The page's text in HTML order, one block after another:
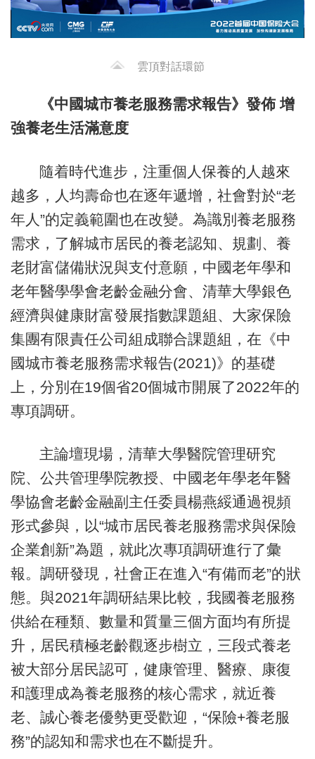
雲頂對話環節
《中國城市養老服務需求報告》發佈 增
強養老生活滿意度
隨着時代進步，注重個人保養的人越來
越多，人均壽命也在逐年遞增，社會對於“老
年人”的定義範圍也在改變。為識別養老服務
需求，了解城市居民的養老認知、規劃、養
老財富儲備狀況與支付意願，中國老年學和
老年醫學學會老齡金融分會、清華大學銀色
經濟與健康財富發展指數課題組、大家保險
集團有限責任公司組成聯合課題組，在《中
國城市養老服務需求報告(2021)》的基礎
上，分別在19個省20個城市開展了2022年的
專項調研。
主論壇現場，清華大學醫院管理研究
院、公共管理學院教授、中國老年學老年醫
學協會老齡金融副主任委員楊燕綏通過視頻
形式參與，以“城市居民養老服務需求與保險
企業創新”為題，就此次專項調研進行了彙
報。調研發現，社會正在進入“有備而老”的狀
態。與2021年調研結果比較，我國養老服務
供給在種類、數量和質量三個方面均有所提
升，居民積極老齡觀逐步樹立，三段式養老
被大部分居民認可，健康管理、醫療、康復
和護理成為養老服務的核心需求，就近養
老、誠心養老優勢更受歡迎，“保險+養老服
務”的認知和需求也在不斷提升。